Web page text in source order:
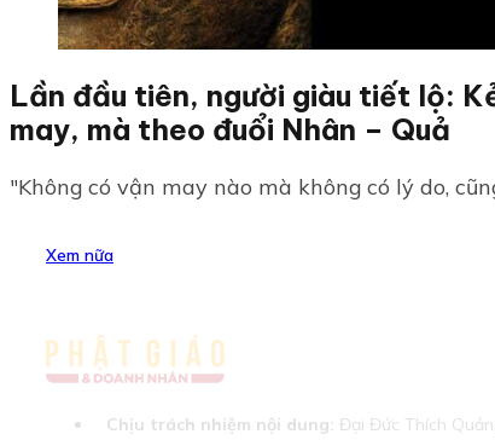
Lần đầu tiên, người giàu tiết lộ:
may, mà theo đuổi Nhân – Quả
"Không có vận may nào mà không có lý do,
Xem nữa
Chịu trách nhiệm nội dung: Đại Đức Thích